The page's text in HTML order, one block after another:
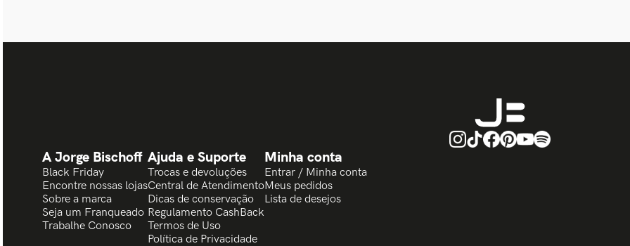
A Jorge Bischoff
Black Friday
Encontre nossas lojas
Sobre a marca
Seja um Franqueado
Trabalhe Conosco
Ajuda e Suporte
Trocas e devoluções
Central de Atendimento
Dicas de conservação
Regulamento CashBack
Termos de Uso
Política de Privacidade
Minha conta
Entrar / Minha conta
Meus pedidos
Lista de desejos